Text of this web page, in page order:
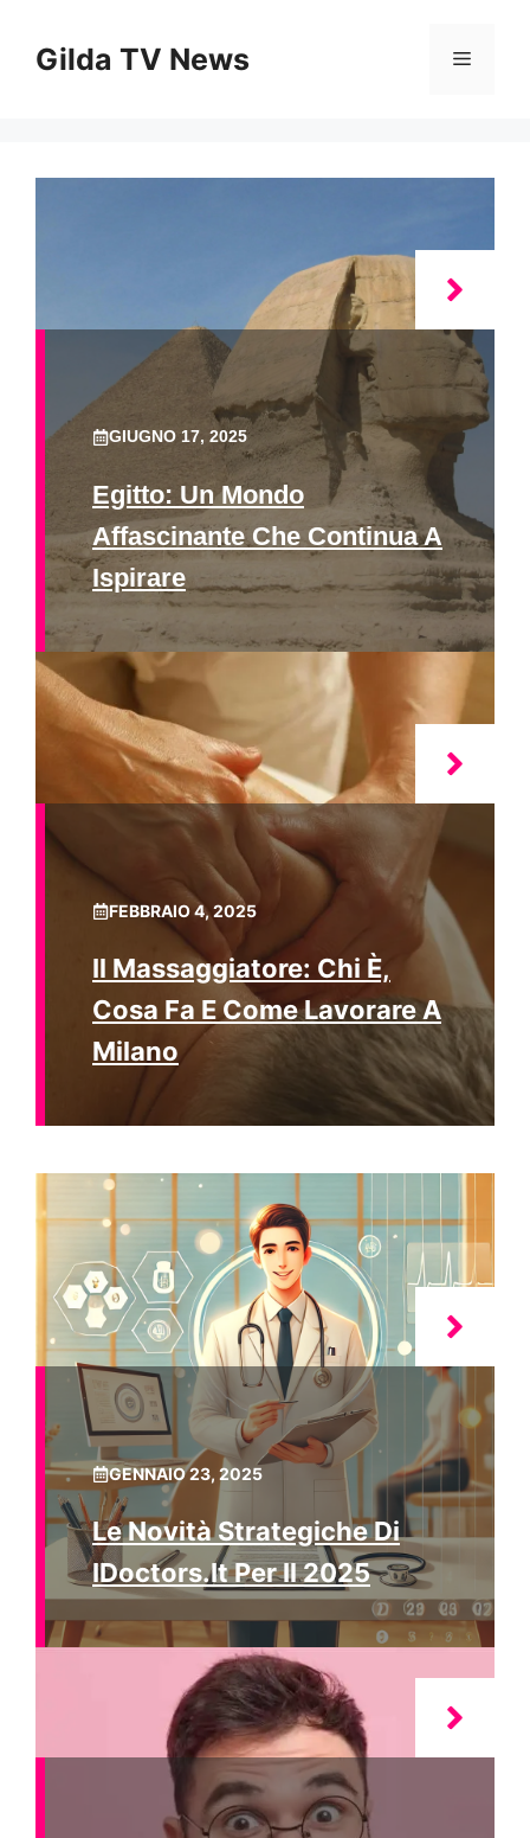
contenuto
Gilda TV News Menu
GIUGNO 17, 2025
Egitto: Un Mondo
Affascinante Che Continua A
Ispirare
FEBBRAIO 4, 2025
Il Massaggiatore: Chi È,
Cosa Fa E Come Lavorare A
Milano
GENNAIO 23, 2025
Le Novità Strategiche Di
IDoctors.it Per Il 2025